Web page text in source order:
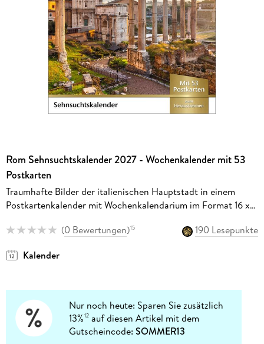
Rom Sehnsuchtskalender 2027 - Wochenkalender mit 53
Postkarten
Traumhafte Bilder der italienischen Hauptstadt in einem
Postkartenkalender mit Wochenkalendarium im Format 16 x
(0 Bewertungen)15
190 Lesepunkte
Kalender
Nur noch heute: Sparen Sie zusätzlich
13%12 auf diesen Artikel mit dem
Gutscheincode:SOMMER13